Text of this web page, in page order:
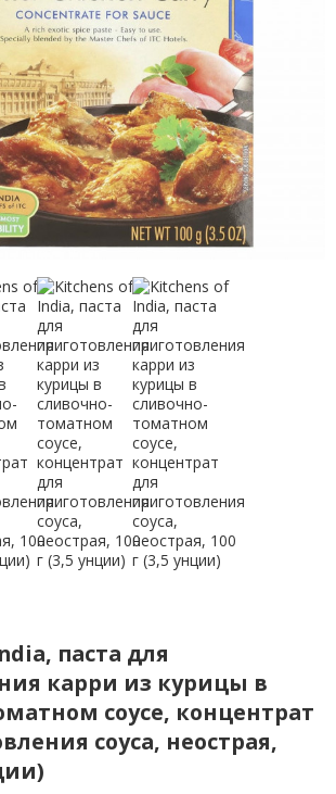
паста для
карри из курицы в
соусе, концентрат
соуса, неострая,